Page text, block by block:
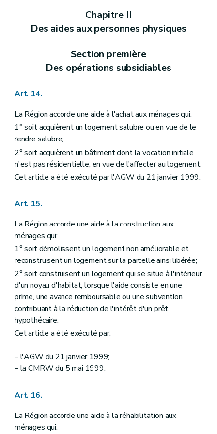
Chapitre II
Des aides aux personnes physiques
Section première
Des opérations subsidiables
Art. 14.
La Région accorde une aide à l'achat aux ménages qui:
1° soit acquièrent un logement salubre ou en vue de le
rendre salubre;
2° soit acquièrent un bâtiment dont la vocation initiale
n'est pas résidentielle, en vue de l'affecter au logement.
Cet article a été exécuté par l'AGW du 21 janvier 1999.
Art. 15.
La Région accorde une aide à la construction aux
ménages qui:
1° soit démolissent un logement non améliorable et
reconstruisent un logement sur la parcelle ainsi libérée;
2° soit construisent un logement qui se situe à l'intérieur
d'un noyau d'habitat, lorsque l'aide consiste en une
prime, une avance remboursable ou une subvention
contribuant à la réduction de l'intérêt d'un prêt
hypothécaire.
Cet article a été exécuté par:
– l'AGW du 21 janvier 1999;
– la CMRW du 5 mai 1999.
Art. 16.
La Région accorde une aide à la réhabilitation aux
ménages qui: